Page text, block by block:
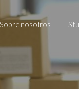
Sobre nosotros